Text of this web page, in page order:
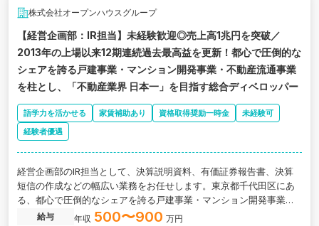
株式会社オープンハウスグループ
【経営企画部：IR担当】未経験歓迎◎売上高1兆円を突破／
2013年の上場以来12期連続過去最高益を更新！都心で圧倒的な
シェアを誇る戸建事業・マンション開発事業・不動産流通事業
を柱とし、「不動産業界 日本一」を目指す総合ディベロッパー
語学力を活かせる 家賃補助あり 資格取得奨励一時金
未経験可
経験者優遇
経営企画部のIR担当として、決算説明資料、有価証券報告書、決算
短信の作成などの幅広い業務をお任せします。東京都千代田区にあ
る、都心で圧倒的なシェアを誇る戸建事業・マンション開発事業・
不動産流通事業を柱とした総合ディベロッパーの求人です。
給与 年収 500〜900 万円